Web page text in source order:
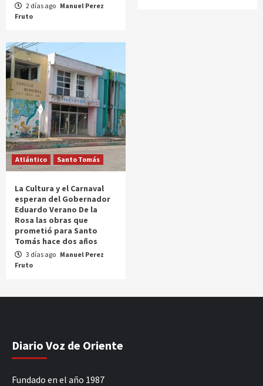
2 días ago Manuel Perez
Fruto
Atlántico Santo Tomás
La Cultura y el Carnaval
esperan del Gobernador
Eduardo Verano De la
Rosa las obras que
prometió para Santo
Tomás hace dos años
3 días ago Manuel Perez
Fruto
Diario Voz de Oriente
Fundado en el año 1987